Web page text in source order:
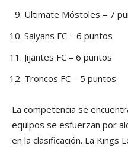
Ultimate Móstoles – 7
Saiyans FC – 6 puntos
Jijantes FC – 6 puntos
Troncos FC – 5 puntos
La competencia se
equipos se esfuerzan por
en la clasificación. La Kings